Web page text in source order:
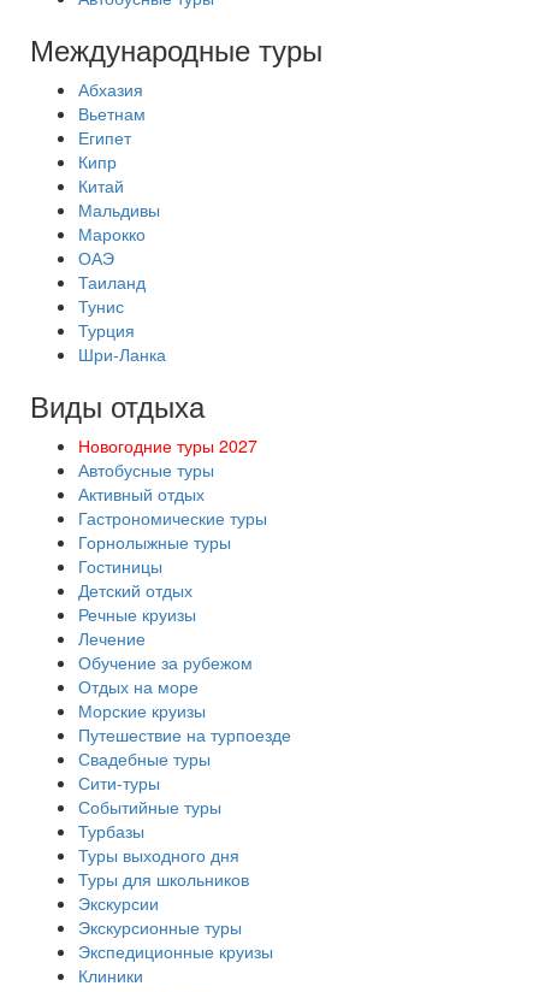
Международные туры
Абхазия
Вьетнам
Египет
Кипр
Китай
Мальдивы
Марокко
ОАЭ
Таиланд
Тунис
Турция
Шри-Ланка
Виды отдыха
Новогодние туры 2027
Автобусные туры
Активный отдых
Гастрономические туры
Горнолыжные туры
Гостиницы
Детский отдых
Речные круизы
Лечение
Обучение за рубежом
Отдых на море
Морские круизы
Путешествие на турпоезде
Свадебные туры
Сити-туры
Событийные туры
Турбазы
Туры выходного дня
Туры для школьников
Экскурсии
Экскурсионные туры
Экспедиционные круизы
Клиники